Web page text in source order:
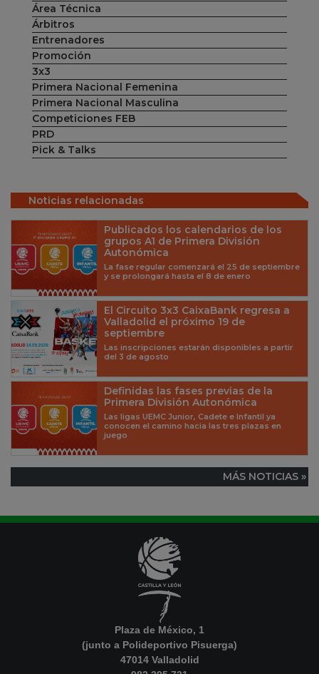
Área Técnica
Árbitros
Entrenadores
Promoción
3x3
Primera Nacional Femenina
Primera Nacional Masculina
Competiciones FEB
PRD
Pick & Talks
Noticias relacionadas
Publicados los calendarios de los
grupos A1 de Primera División
Autonómica
La fase regular comenzará el 25 de septiembre
y se prolongará hasta el 8 de enero
El Circuito 3x3 CaixaBank regresa a
Valladolid el próximo 19 de
septiembre
Las inscripciones estarán disponibles a partir
del 3 de agosto
Definidas las fases previas de la
Primera División Autonómica
Las ligas UEMC Junior, Cadete e Infantil ya
conocen el camino hacia las tres plazas en
juego
MÁS NOTICIAS »
Plaza de México, 1
(junto a Polideportivo Pisuerga)
47014 Valladolid